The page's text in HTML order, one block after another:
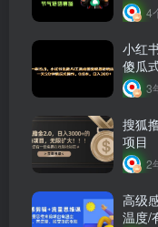
4
小红
傻瓜
3
搜狐
项目
2
高级
温度/